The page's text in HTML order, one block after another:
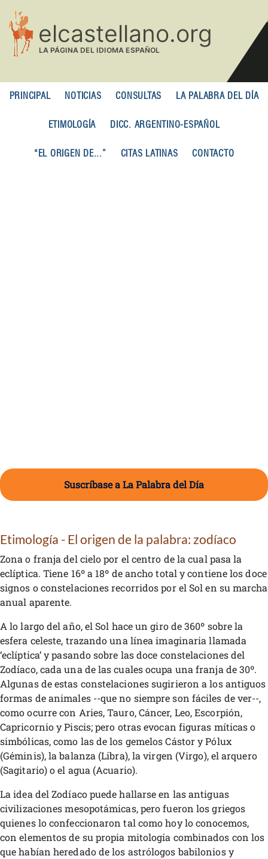
contenido
principal
PRINCIPAL NOTICIAS CONSULTAS LA PALABRA DEL DÍA
ETIMOLOGÍA DICC. ARGENTINO-ESPAÑOL
“EL ORIGEN DE...” CITAS LATINAS CONTACTO
Suscríbase a La Palabra del Día
Etimología - El origen de la palabra: zodíaco
Zona o franja del cielo por el centro de la cual pasa la
eclíptica. Tiene 16º a 18º de ancho total y contiene los doce
signos o constelaciones recorridos por el Sol en su marcha
anual aparente.
A lo largo del año, el Sol hace un giro de 360º sobre la
esfera celeste, trazando una línea imaginaria llamada
‘eclíptica’ y pasando sobre las doce constelaciones del
Zodíaco, cada una de las cuales ocupa una franja de 30º.
Algunas de estas constelaciones sugirieron a los antiguos
formas de animales --que no siempre son fáciles de ver--,
como ocurre con Aries, Tauro, Cáncer, Leo, Escorpión,
Capricornio y Piscis; pero otras evocan figuras míticas o
simbólicas, como las de los gemelos Cástor y Pólux
(Géminis), la balanza (Libra), la virgen (Virgo), el arquero
(Sagitario) o el agua (Acuario).
La idea del Zodíaco puede hallarse en las antiguas
civilizaciones mesopotámicas, pero fueron los griegos
quienes lo confeccionaron tal como hoy lo conocemos,
con elementos de su propia mitología combinados con los
que habían heredado de los astrólogos babilonios y